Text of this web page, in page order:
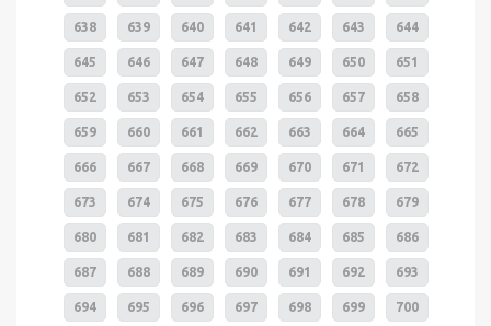
638 639 640 641 642 643 644
645 646 647 648 649 650 651
652 653 654 655 656 657 658
659 660 661 662 663 664 665
666 667 668 669 670 671 672
673 674 675 676 677 678 679
680 681 682 683 684 685 686
687 688 689 690 691 692 693
694 695 696 697 698 699 700